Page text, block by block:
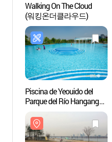
Walking On The Cloud
(워킹온더클라우드)
Piscina de Yeouido del
Parque del Río Hangang
여의도수영장)